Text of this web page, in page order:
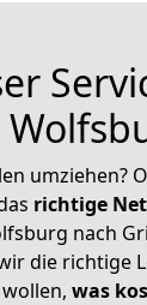
umziehen?
richtige
nach
die richtige
was